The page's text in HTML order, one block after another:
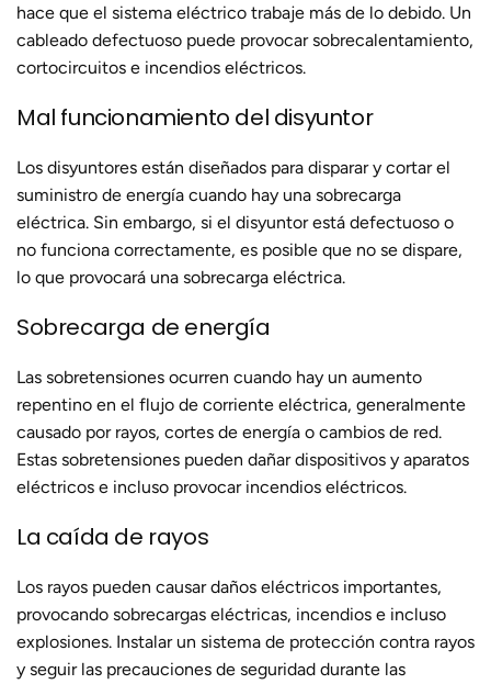
hace que el sistema eléctrico trabaje más de lo debido. Un
cableado defectuoso puede provocar sobrecalentamiento,
cortocircuitos e incendios eléctricos.
Mal funcionamiento del disyuntor
Los disyuntores están diseñados para disparar y cortar el
suministro de energía cuando hay una sobrecarga
eléctrica. Sin embargo, si el disyuntor está defectuoso o
no funciona correctamente, es posible que no se dispare,
lo que provocará una sobrecarga eléctrica.
Sobrecarga de energía
Las sobretensiones ocurren cuando hay un aumento
repentino en el flujo de corriente eléctrica, generalmente
causado por rayos, cortes de energía o cambios de red.
Estas sobretensiones pueden dañar dispositivos y aparatos
eléctricos e incluso provocar incendios eléctricos.
La caída de rayos
Los rayos pueden causar daños eléctricos importantes,
provocando sobrecargas eléctricas, incendios e incluso
explosiones. Instalar un sistema de protección contra rayos
y seguir las precauciones de seguridad durante las